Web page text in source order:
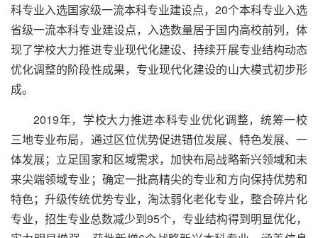
科专业入选国家级一流本科专业建设点，20个本科专业入选
省级一流本科专业建设点，入选数量居于国内高校前列，体
现了学校大力推进专业现代化建设、持续开展专业结构动态
优化调整的阶段性成果，专业现代化建设的山大模式初步形
成。
2019年，学校大力推进本科专业优化调整，统筹一校
三地专业布局，通过区位优势促进错位发展、特色发展、一
体发展；立足国家和区域需求，加快布局战略新兴领域和未
来尖端领域专业；确定一批高精尖的专业和方向保持优势和
特色；升级传统优势专业，淘汰弱化老化专业，整合碎片化
专业，招生专业总数减少到95个，专业结构得到明显优化，